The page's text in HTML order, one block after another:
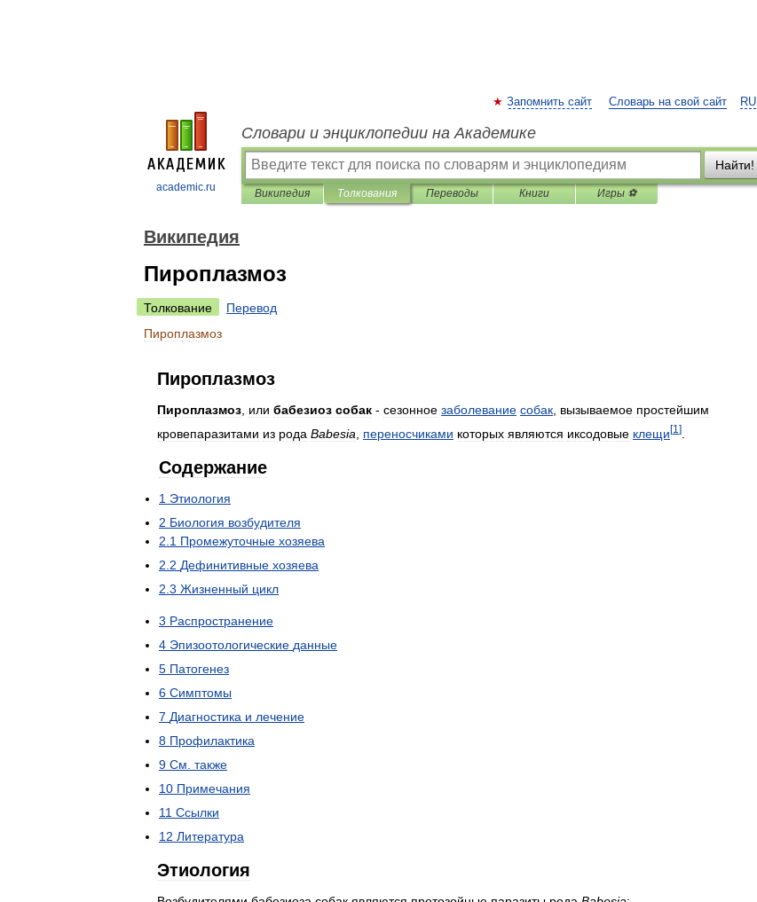
academic.ru
RU
Запомнить сайт Словарь на свой сайт
Словари и энциклопедии на Академике
Найти!
Википедия Толкования Переводы Книги Игры ⚽
Википедия
Пироплазмоз
Толкование
Перевод
Пироплазмоз
Пироплазмоз
Пироплазмоз или бабезиоз собак - сезонное заболевание собак вызываемое простейшим
кровепаразитами из рода Babesia переносчиками которых являются иксодовые клещи[1 ]
Содержание
1 Этиология
2 Биология возбудителя
2 1 Промежуточные хозяева
2 2 Дефинитивные хозяева
2 3 Жизненный цикл
3 Распространение
4 Эпизоотологические данные
5 Патогенез
6 Симптомы
7 Диагностика и лечение
8 Профилактика
9 См также
10 Примечания
11 Ссылки
12 Литература
Этиология